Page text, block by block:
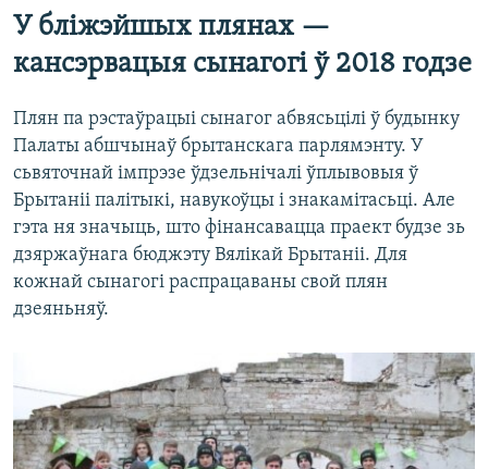
У бліжэйшых плянах —
кансэрвацыя сынагогі ў 2018 годзе
Плян па рэстаўрацыі сынагог абвясьцілі ў будынку
Палаты абшчынаў брытанскага парлямэнту. У
сьвяточнай імпрэзе ўдзельнічалі ўплывовыя ў
Брытаніі палітыкі, навукоўцы і знакамітасьці. Але
гэта ня значыць, што фінансавацца праект будзе зь
дзяржаўнага бюджэту Вялікай Брытаніі. Для
кожнай сынагогі распрацаваны свой плян
дзеяньняў.